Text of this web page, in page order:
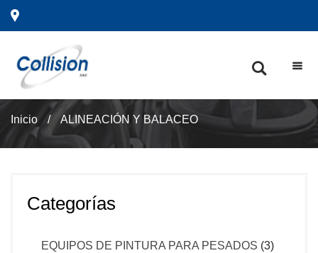
Inicio / ALINEACIÓN Y BALACEO
Categorías
EQUIPOS DE PINTURA PARA PESADOS (3)